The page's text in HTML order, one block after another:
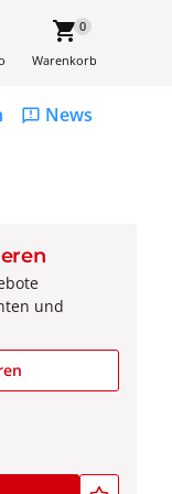
shopping_cart0
Warenkorb
feedback News
und